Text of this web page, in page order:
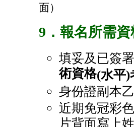
面）
9．報名所需資
填妥及已簽
術資格(水平)
身份證副本
近期免冠彩